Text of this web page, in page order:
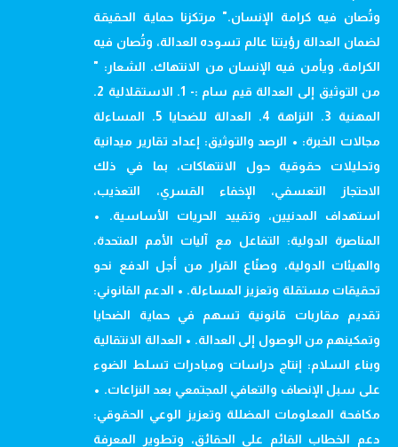
وتُصان فيه كرامة الإنسان." مرتكزنا حماية الحقيقة
لضمان العدالة رؤيتنا عالم تسوده العدالة، وتُصان فيه
الكرامة، ويأمن فيه الإنسان من الانتهاك. الشعار: "
من التوثيق إلى العدالة قيم سام :- 1. الاستقلالية 2.
المهنية 3. النزاهة 4. العدالة للضحايا 5. المساءلة
مجالات الخبرة: • الرصد والتوثيق: إعداد تقارير ميدانية
وتحليلات حقوقية حول الانتهاكات، بما في ذلك
الاحتجاز التعسفي، الإخفاء القسري، التعذيب،
استهداف المدنيين، وتقييد الحريات الأساسية. •
المناصرة الدولية: التفاعل مع آليات الأمم المتحدة،
والهيئات الدولية، وصنّاع القرار من أجل الدفع نحو
تحقيقات مستقلة وتعزيز المساءلة. • الدعم القانوني:
تقديم مقاربات قانونية تسهم في حماية الضحايا
وتمكينهم من الوصول إلى العدالة. • العدالة الانتقالية
وبناء السلام: إنتاج دراسات ومبادرات تسلط الضوء
على سبل الإنصاف والتعافي المجتمعي بعد النزاعات. •
مكافحة المعلومات المضللة وتعزيز الوعي الحقوقي:
دعم الخطاب القائم على الحقائق، وتطوير المعرفة